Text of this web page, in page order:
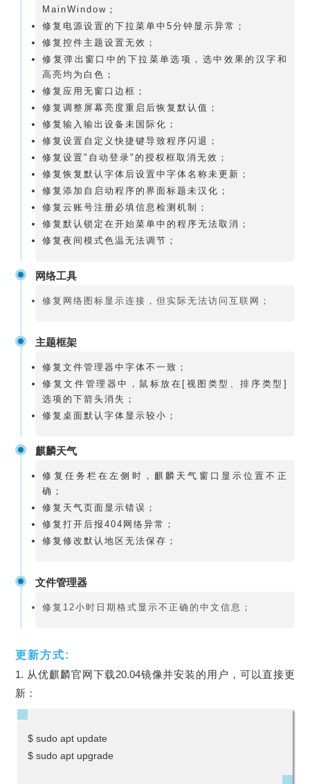
MainWindow；
修复电源设置的下拉菜单中5分钟显示异常；
修复控件主题设置无效；
修复弹出窗口中的下拉菜单选项，选中效果的汉字和
高亮均为白色；
修复应用无窗口边框；
修复调整屏幕亮度重启后恢复默认值；
修复输入输出设备未国际化；
修复设置自定义快捷键导致程序闪退；
修复设置"自动登录"的授权框取消无效；
修复恢复默认字体后设置中字体名称未更新；
修复添加自启动程序的界面标题未汉化；
修复云账号注册必填信息检测机制；
修复默认锁定在开始菜单中的程序无法取消；
修复夜间模式色温无法调节；
网络工具
修复网络图标显示连接，但实际无法访问互联网；
主题框架
修复文件管理器中字体不一致；
修复文件管理器中，鼠标放在[视图类型、排序类型]
选项的下箭头消失；
修复桌面默认字体显示较小；
麒麟天气
修复任务栏在左侧时，麒麟天气窗口显示位置不正
确；
修复天气页面显示错误；
修复打开后报404网络异常；
修复修改默认地区无法保存；
文件管理器
修复12小时日期格式显示不正确的中文信息；
更新方式:
1. 从优麒麟官网下载20.04镜像并安装的用户，可以直接更
新：
$ sudo apt update
$ sudo apt upgrade